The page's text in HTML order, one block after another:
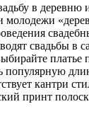
в деревню
молодежи
свадьбы в
платье
популярную
кантри
принт